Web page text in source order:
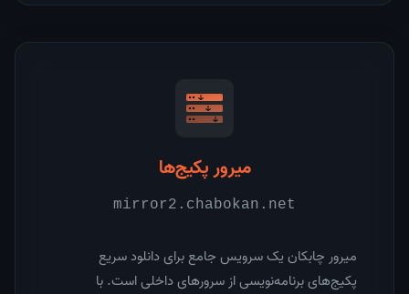
میرور پکیج‌ها
mirror2.chabokan.net
میرور چابکان یک سرویس جامع برای دانلود سریع
پکیج‌های برنامه‌نویسی از سرورهای داخلی است. با